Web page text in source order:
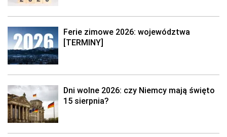
Ferie zimowe 2026: województwa
[TERMINY]
Dni wolne 2026: czy Niemcy mają święto
15 sierpnia?